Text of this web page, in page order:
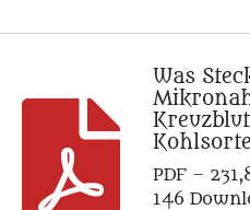
Was
PDF –
146